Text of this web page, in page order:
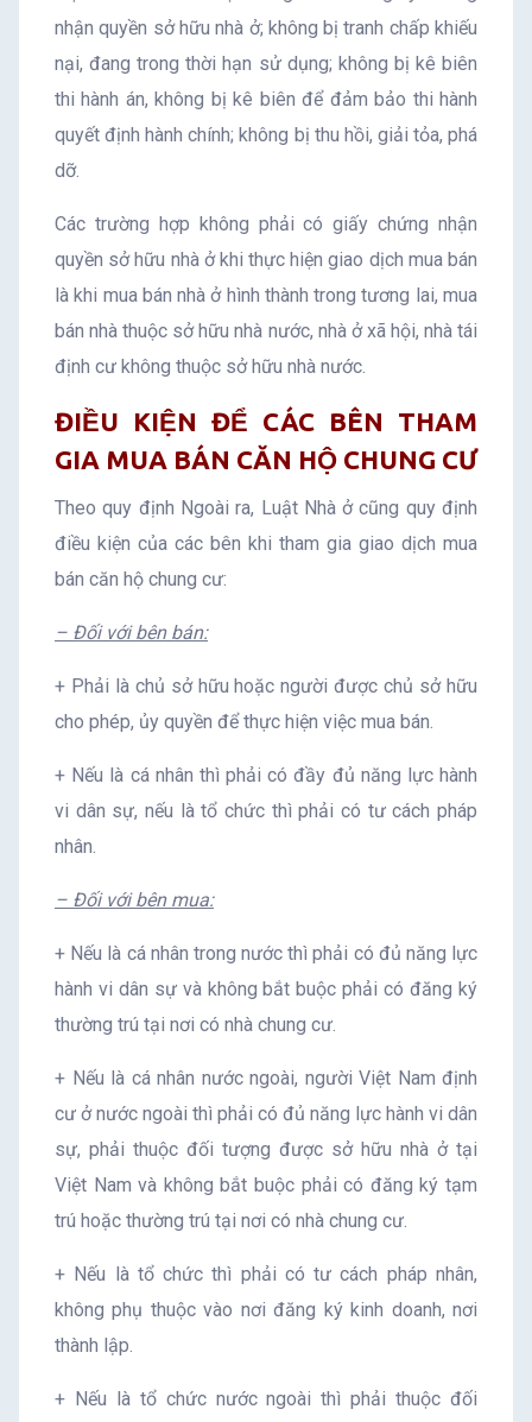
nhận quyền sở hữu nhà ở; không bị tranh chấp khiếu
nại, đang trong thời hạn sử dụng; không bị kê biên
thi hành án, không bị kê biên để đảm bảo thi hành
quyết định hành chính; không bị thu hồi, giải tỏa, phá
dỡ.
Các trường hợp không phải có giấy chứng nhận
quyền sở hữu nhà ở khi thực hiện giao dịch mua bán
là khi mua bán nhà ở hình thành trong tương lai, mua
bán nhà thuộc sở hữu nhà nước, nhà ở xã hội, nhà tái
định cư không thuộc sở hữu nhà nước.
ĐIỀU KIỆN ĐỂ CÁC BÊN THAM
GIA MUA BÁN CĂN HỘ CHUNG CƯ
Theo quy định Ngoài ra, Luật Nhà ở cũng quy định
điều kiện của các bên khi tham gia giao dịch mua
bán căn hộ chung cư:
– Đối với bên bán:
+ Phải là chủ sở hữu hoặc người được chủ sở hữu
cho phép, ủy quyền để thực hiện việc mua bán.
+ Nếu là cá nhân thì phải có đầy đủ năng lực hành
vi dân sự, nếu là tổ chức thì phải có tư cách pháp
nhân.
– Đối với bên mua:
+ Nếu là cá nhân trong nước thì phải có đủ năng lực
hành vi dân sự và không bắt buộc phải có đăng ký
thường trú tại nơi có nhà chung cư.
+ Nếu là cá nhân nước ngoài, người Việt Nam định
cư ở nước ngoài thì phải có đủ năng lực hành vi dân
sự, phải thuộc đối tượng được sở hữu nhà ở tại
Việt Nam và không bắt buộc phải có đăng ký tạm
trú hoặc thường trú tại nơi có nhà chung cư.
+ Nếu là tổ chức thì phải có tư cách pháp nhân,
không phụ thuộc vào nơi đăng ký kinh doanh, nơi
thành lập.
+ Nếu là tổ chức nước ngoài thì phải thuộc đối